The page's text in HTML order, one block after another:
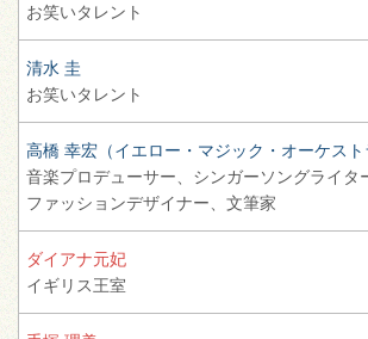
お笑いタレント
清水 圭
お笑いタレント
高橋 幸宏（イエロー・マジック・オーケスト
音楽プロデューサー、 シンガーソングライタ
ファッションデザイナー、 文筆家
ダイアナ元妃
イギリス王室